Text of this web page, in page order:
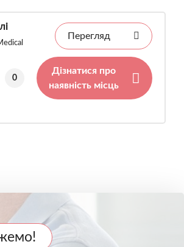
0
Перегляд
Дізнатися про
наявність місць